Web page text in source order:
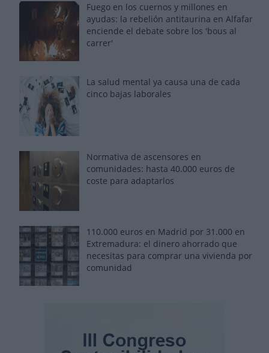
Fuego en los cuernos y millones en
ayudas: la rebelión antitaurina en Alfafar
enciende el debate sobre los 'bous al
carrer'
La salud mental ya causa una de cada
cinco bajas laborales
Normativa de ascensores en
comunidades: hasta 40.000 euros de
coste para adaptarlos
110.000 euros en Madrid por 31.000 en
Extremadura: el dinero ahorrado que
necesitas para comprar una vivienda por
comunidad